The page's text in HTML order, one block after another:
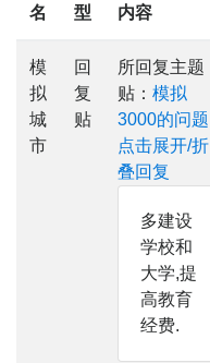
名
型
内容
模
拟
城
市
回
复
贴
所回复主题
贴： 模拟
3000的问题
点击展开/折
叠回复
多建设
学校和
大学,提
高教育
经费.